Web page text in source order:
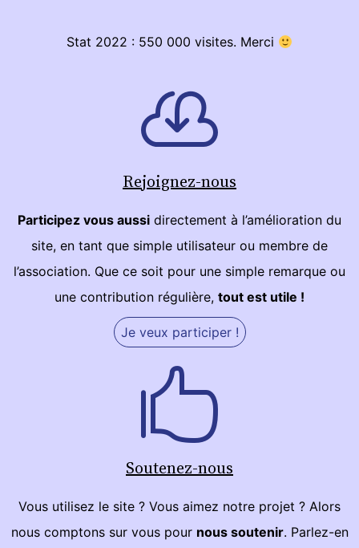
Stat 2022 : 550 000 visites. Merci
Rejoignez-nous
Participez vous aussi directement à l’amélioration du
site, en tant que simple utilisateur ou membre de
l’association. Que ce soit pour une simple remarque ou
une contribution régulière, tout est utile !
Je veux participer !
Soutenez-nous
Vous utilisez le site ? Vous aimez notre projet ? Alors
nous comptons sur vous pour nous soutenir. Parlez-en